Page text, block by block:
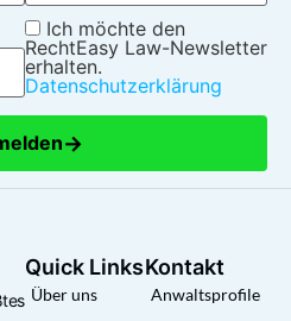
Ich möchte den
RechtEasy Law-Newsletter
erhalten.
Datenschutzerklärung
→
Quick Links
Über uns
Kontakt
Anwaltsprofile